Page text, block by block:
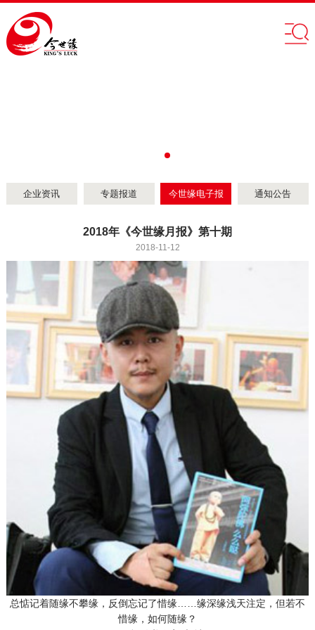
企业资讯 专题报道 今世缘电子报 通知公告
2018年《今世缘月报》第十期
2018-11-12
总惦记着随缘不攀缘，反倒忘记了惜缘……缘深缘浅天注定，但若不
惜缘，如何随缘？